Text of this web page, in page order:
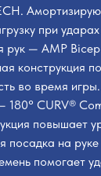
при
рук — AMP
конструкция
во время
180° CURV®
повышает
посадка на
помогает